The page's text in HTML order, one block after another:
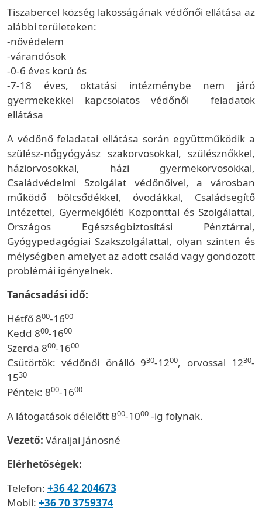
Tiszabercel község lakosságának védőnői ellátása az
alábbi területeken:
-nővédelem
-várandósok
-0-6 éves korú és
-7-18 éves, oktatási intézménybe nem járó
gyermekekkel kapcsolatos védőnői feladatok
ellátása
A védőnő feladatai ellátása során együttműködik a
szülész-nőgyógyász szakorvosokkal, szülésznőkkel,
háziorvosokkal, házi gyermekorvosokkal,
Családvédelmi Szolgálat védőnőivel, a városban
működő bölcsődékkel, óvodákkal, Családsegítő
Intézettel, Gyermekjóléti Központtal és Szolgálattal,
Országos Egészségbiztosítási Pénztárral,
Gyógypedagógiai Szakszolgálattal, olyan szinten és
mélységben amelyet az adott család vagy gondozott
problémái igényelnek.
Tanácsadási idő:
Hétfő 800-1600
Kedd 800-1600
Szerda 800-1600
Csütörtök: védőnői önálló 930-1200, orvossal 1230-
1530
Péntek: 800-1600
A látogatások délelőtt 800-1000 -ig folynak.
Vezető: Váraljai Jánosné
Elérhetőségek:
Telefon: +36 42 204673
Mobil: +36 70 3759374